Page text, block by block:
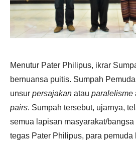
Menutur Pater Philipus, ikrar
bernuansa puitis. Sumpah
unsur persajakan atau paralelisme
pairs. Sumpah tersebut, ujarnya,
semua lapisan masyarakat/
tegas Pater Philipus, para pemuda